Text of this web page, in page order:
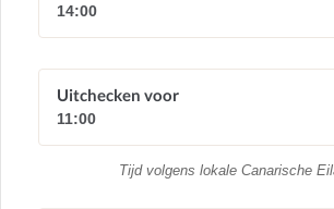
14:00
Uitchecken voor
11:00
Tijd volgens lokale Canarische